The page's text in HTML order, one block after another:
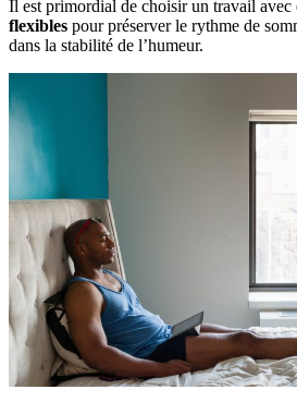
Il est primordial de choisir un travail avec
flexibles pour préserver le rythme de
dans la stabilité de l’humeur.